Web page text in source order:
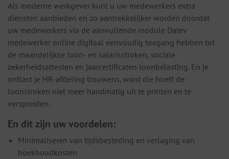
Als moderne werkgever kunt u uw medewerkers extra
diensten aanbieden en zo aantrekkelijker worden doordat
uw medewerkers via de aanvullende module Datev
medewerker online digitaal eenvoudig toegang hebben tot
de maandelijkse loon- en salarisstroken, sociale
zekerheidsattesten en jaarcertificaten loonbelasting. En je
ontlast je HR-afdeling trouwens, want die hoeft de
loonstroken niet meer handmatig uit te printen en te
verspreiden.
En dit zijn uw voordelen:
Minimaliseren van tijdsbesteding en verlaging van
boekhoudkosten